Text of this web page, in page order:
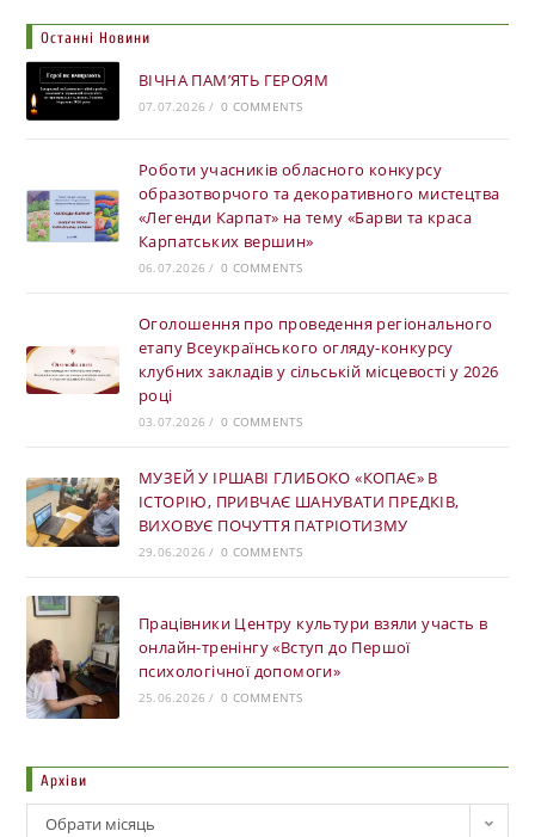
Останні Новини
ВІЧНА ПАМ’ЯТЬ ГЕРОЯМ
07.07.2026 / 0 COMMENTS
Роботи учасників обласного конкурсу
образотворчого та декоративного мистецтва
«Легенди Карпат» на тему «Барви та краса
Карпатських вершин»
06.07.2026 / 0 COMMENTS
Оголошення про проведення регіонального
етапу Всеукраїнського огляду-конкурсу
клубних закладів у сільській місцевості у 2026
році
03.07.2026 / 0 COMMENTS
МУЗЕЙ У ІРШАВІ ГЛИБОКО «КОПАЄ» В
ІСТОРІЮ, ПРИВЧАЄ ШАНУВАТИ ПРЕДКІВ,
ВИХОВУЄ ПОЧУТТЯ ПАТРІОТИЗМУ
29.06.2026 / 0 COMMENTS
Працівники Центру культури взяли участь в
онлайн-тренінгу «Вступ до Першої
психологічної допомоги»
25.06.2026 / 0 COMMENTS
Архіви
Обрати місяць